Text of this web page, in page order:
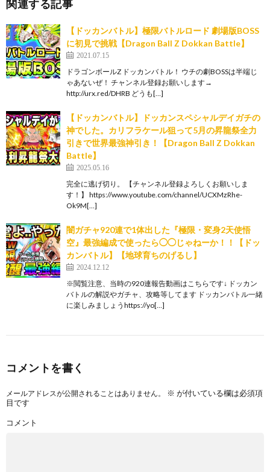
関連する記事
【ドッカンバトル】極限バトルロード 劇場版BOSS
に初見で挑戦【Dragon Ball Z Dokkan Battle】
2021.07.15
ドラゴンボールZ ドッカンバトル！ ウチの劇BOSSは半端じ
ゃあないぜ！ チャンネル登録お願いします→
http://urx.red/DHRB どうも[…]
【ドッカンバトル】ドッカンスペシャルデイガチの
神でした。カリフラケール狙って5月の昇龍祭全力
引きで世界最強神引き！【Dragon Ball Z Dokkan
Battle】
2025.05.16
完全に逃げ切り。 【チャンネル登録よろしくお願いしま
す！】 https://www.youtube.com/channel/UCXMzRhe-
Ok9M[…]
闇ガチャ920連で1体出した『極限・変身2天使悟
空』最強編成で使ったら◯◯じゃねーか！！【ドッ
カンバトル】【地球育ちのげるし】
2024.12.12
※閲覧注意、当時の920連報告動画はこちらです↓ ドッカン
バトルの解説やガチャ、攻略等してます ドッカンバトル一緒
に楽しみましょうhttps://yo[…]
コメントを書く
メールアドレスが公開されることはありません。 ※ が付いている欄は必須項
目です
コメント